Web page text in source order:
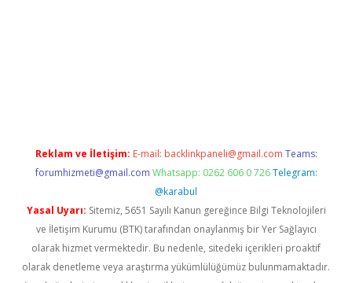
Reklam ve İletişim: E-mail: backlinkpaneli@gmail.com Teams:
forumhizmeti@gmail.com Whatsapp: 0262 606 0 726 Telegram:
@karabul
Yasal Uyarı: Sitemiz, 5651 Sayılı Kanun gereğince Bilgi Teknolojileri
ve İletişim Kurumu (BTK) tarafından onaylanmış bir Yer Sağlayıcı
olarak hizmet vermektedir. Bu nedenle, sitedeki içerikleri proaktif
olarak denetleme veya araştırma yükümlülüğümüz bulunmamaktadır.